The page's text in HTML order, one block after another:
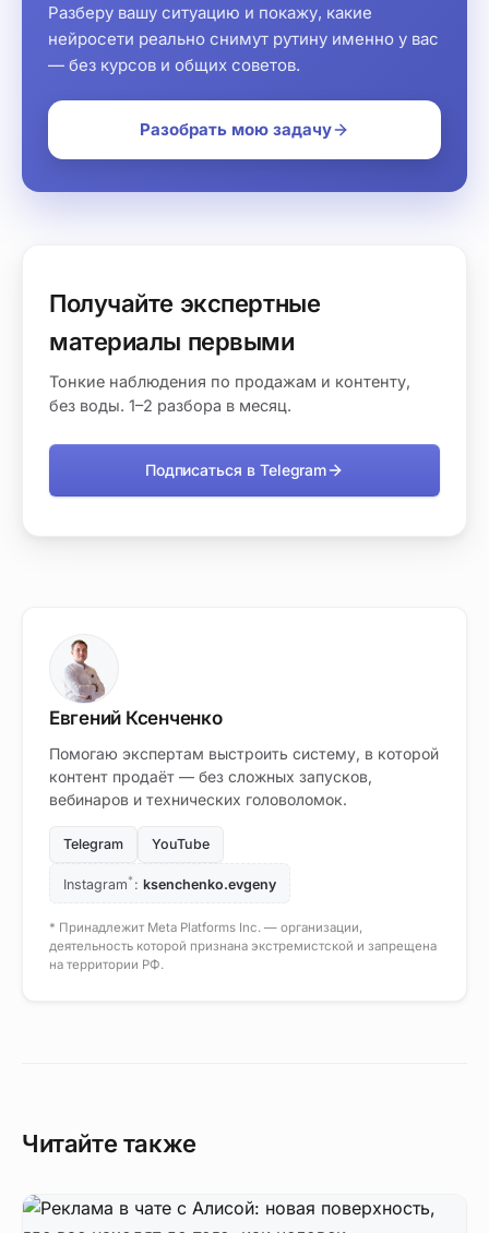
Разберу вашу ситуацию и покажу, какие
нейросети реально снимут рутину именно у вас
— без курсов и общих советов.
Разобрать мою задачу
Получайте экспертные
материалы первыми
Тонкие наблюдения по продажам и контенту,
без воды. 1–2 разбора в месяц.
Подписаться в Telegram
Евгений Ксенченко
Помогаю экспертам выстроить систему, в которой
контент продаёт — без сложных запусков,
вебинаров и технических головоломок.
Telegram YouTube
Instagram*: ksenchenko.evgeny
* Принадлежит Meta Platforms Inc. — организации,
деятельность которой признана экстремистской и запрещена
на территории РФ.
Читайте также